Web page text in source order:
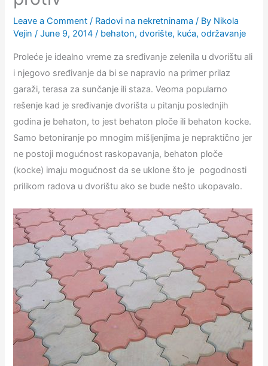
Leave a Comment / Radovi na nekretninama / By Nikola
Vejin/June 9, 2014/ behaton,dvorište, kuća,održavanje
Proleće je idealno vreme za sređivanje zelenila u dvorištu ali
i njegovo sređivanje da bi se napravio na primer prilaz
garaži, terasa za sunčanje ili staza. Veoma popularno
rešenje kad je sređivanje dvorišta u pitanju poslednjih
godina je behaton, to jest behaton ploče ili behaton kocke.
Samo betoniranje po mnogim mišljenjima je nepraktično jer
ne postoji mogućnost raskopavanja, behaton ploče
(kocke) imaju mogućnost da se uklone što je pogodnosti
prilikom radova u dvorištu ako se bude nešto ukopavalo.